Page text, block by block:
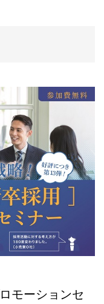
モーションセ